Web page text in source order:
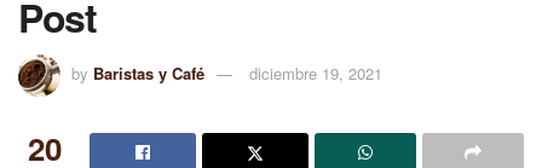
Post
by Baristas y Café diciembre 19, 2021
20